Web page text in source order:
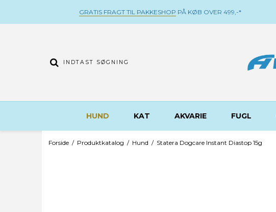
GRATIS FRAGT TIL PAKKESHOP PÅ KØB OVER 499,-*
HUND KAT AKVARIE FUGL
Forside / Produktkatalog / Hund / Statera Dogcare Instant Diastop 15g